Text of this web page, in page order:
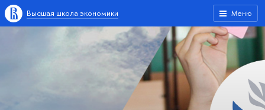
Меню
Высшая школа экономики